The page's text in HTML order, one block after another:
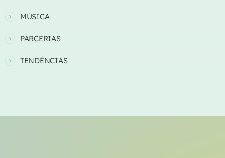
MÚSICA
PARCERIAS
TENDÊNCIAS